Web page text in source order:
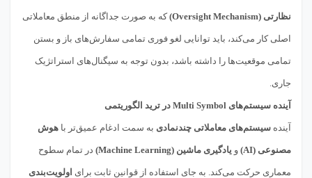
نظارتی (Oversight Mechanism) که به صورت جداگانه از منطق معاملاتی
اصلی کار می‌کند، باید توانایی لغو فوری تمامی سفارش‌های باز و بستن
تمامی موقعیت‌ها را داشته باشد، بدون توجه به سیگنال‌های استراتژیک
جاری.
آینده سیستم‌های Multi Symbol در ترید الگوریتمی
آینده سیستم‌های معاملاتی چندنمادی به سمت ادغام عمیق‌تر با هوش
مصنوعی (AI) و یادگیری ماشین (Machine Learning) در تمام سطوح
معماری حرکت می‌کند. به جای استفاده از قوانین ثابت برای اولویت‌بندی